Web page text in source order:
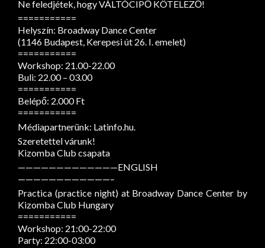
Ne feledjétek, hogy VÁLTÓCIPŐ KÖTELEZŐ!
===========
Helyszín: Broadway Dance Center
(1146 Budapest, Kerepesi út 26. I. emelet)
===========
Workshop: 21.00-22.00
Buli: 22.00 – 03.00
===========
Belépő: 2.000 Ft
===========
Médiapartnerünk: Latinfo.hu.
Szeretettel várunk!
Kizomba Club csapata
—————————————ENGLISH
————————————–
Practica (practice night) at Broadway Dance Center by
Kizomba Club Hungary
===========
Workshop: 21:00-22:00
Party: 22:00-03:00